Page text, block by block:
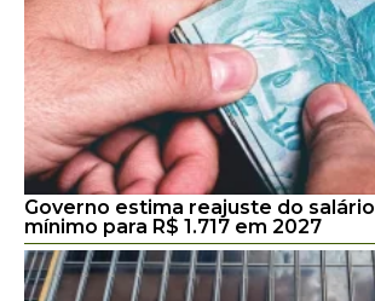
Governo estima reajuste do salário
mínimo para R$ 1.717 em 2027